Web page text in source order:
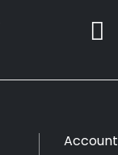
Account